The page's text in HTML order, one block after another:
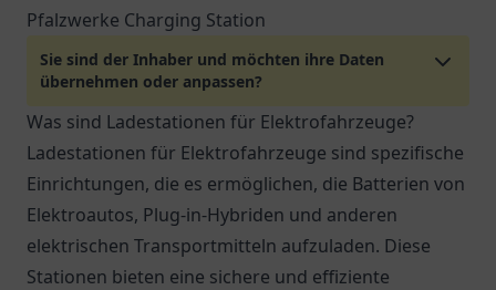
Pfalzwerke Charging Station
Sie sind der Inhaber und möchten ihre Daten
übernehmen oder anpassen?
Was sind Ladestationen für Elektrofahrzeuge?
Ladestationen für Elektrofahrzeuge sind spezifische
Einrichtungen, die es ermöglichen, die Batterien von
Elektroautos, Plug-in-Hybriden und anderen
elektrischen Transportmitteln aufzuladen. Diese
Stationen bieten eine sichere und effiziente